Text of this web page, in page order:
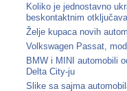
Koliko je jednostavno
beskontaktnim
Želje kupaca novih
Volkswagen Passat,
BMW i MINI automobili
Delta City-ju
Slike sa sajma